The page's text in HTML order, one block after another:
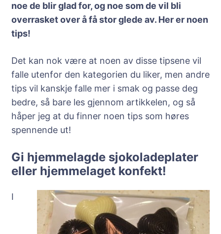
noe de blir glad for, og noe som de vil bli
overrasket over å få stor glede av. Her er noen
tips!
Det kan nok være at noen av disse tipsene vil
falle utenfor den kategorien du liker, men andre
tips vil kanskje falle mer i smak og passe deg
bedre, så bare les gjennom artikkelen, og så
håper jeg at du finner noen tips som høres
spennende ut!
Gi hjemmelagde sjokoladeplater
eller hjemmelaget konfekt!
I